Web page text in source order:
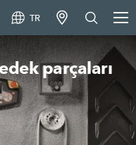
TR
parçaları